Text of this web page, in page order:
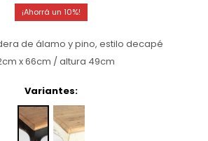
10
de álamo y pino, estilo decapé
x 66cm / altura 49cm
Variantes: